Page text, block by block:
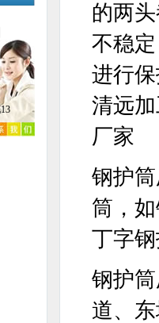
的两
不稳
进行
清远
厂家
钢护
筒，
丁字
钢护
道、